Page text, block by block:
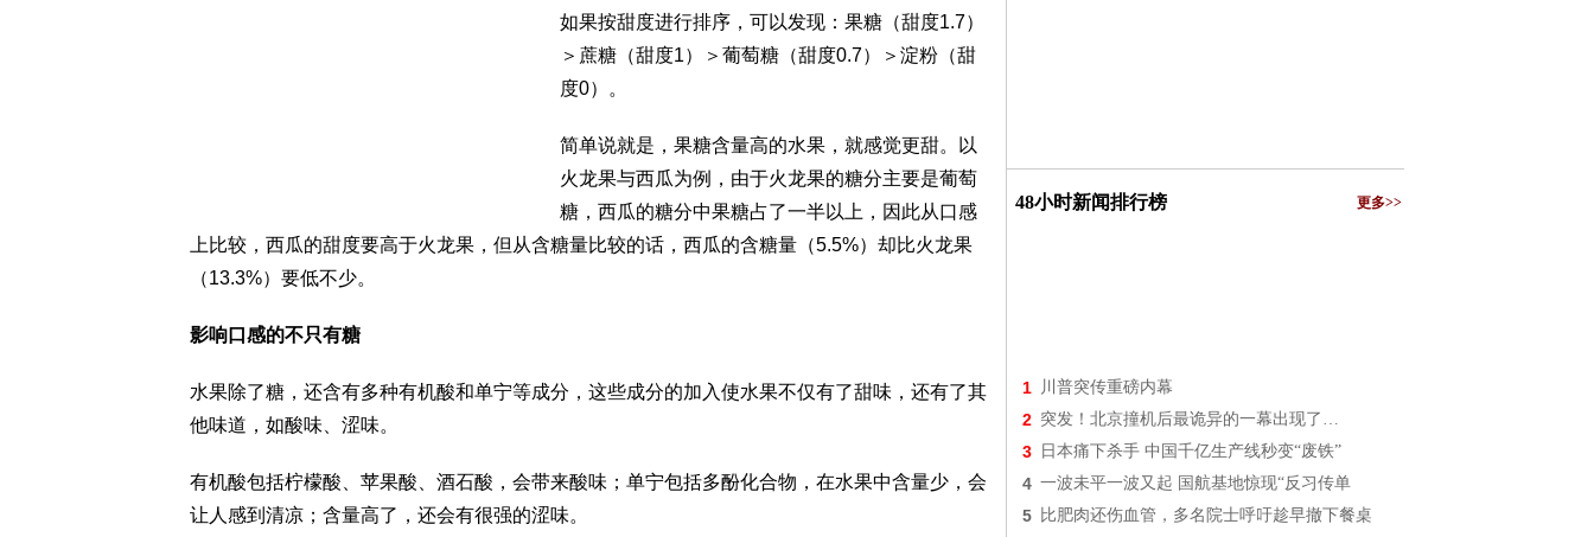
如果按甜度进行排序，可以发现：果糖（甜度1.7）
＞蔗糖（甜度1）＞葡萄糖（甜度0.7）＞淀粉（甜
度0）。
简单说就是，果糖含量高的水果，就感觉更甜。以
火龙果与西瓜为例，由于火龙果的糖分主要是葡萄
糖，西瓜的糖分中果糖占了一半以上，因此从口感
上比较，西瓜的甜度要高于火龙果，但从含糖量比较的话，西瓜的含糖量（5.5%）却比火龙果
（13.3%）要低不少。
影响口感的不只有糖
水果除了糖，还含有多种有机酸和单宁等成分，这些成分的加入使水果不仅有了甜味，还有了其
他味道，如酸味、涩味。
有机酸包括柠檬酸、苹果酸、酒石酸，会带来酸味；单宁包括多酚化合物，在水果中含量少，会
让人感到清凉；含量高了，还会有很强的涩味。
48小时新闻排行榜 更多>>
1 川普突传重磅内幕
2 突发！北京撞机后最诡异的一幕出现了…
3 日本痛下杀手 中国千亿生产线秒变“废铁”
4 一波未平一波又起 国航基地惊现“反习传单
5 比肥肉还伤血管，多名院士呼吁趁早撤下餐桌